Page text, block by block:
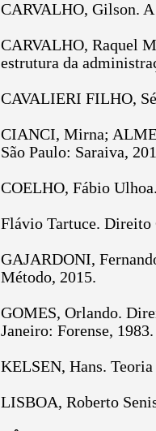
CARVALHO, Gilson. A
CARVALHO, Raquel
estrutura da
CAVALIERI FILHO,
CIANCI, Mirna;
São Paulo: Saraiva,
COELHO, Fábio
Flávio Tartuce. Direito
GAJARDONI,
Método, 2015.
GOMES, Orlando.
Janeiro: Forense, 1983.
KELSEN, Hans.
LISBOA, Roberto